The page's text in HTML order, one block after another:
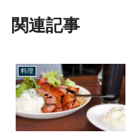
関連記事
料理